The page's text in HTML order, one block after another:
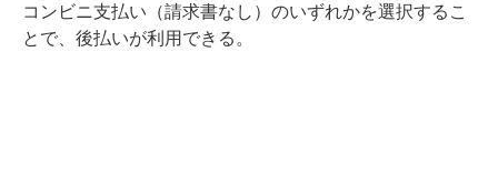
コンビニ支払い（請求書なし）のいずれかを選択するこ
とで、後払いが利用できる。